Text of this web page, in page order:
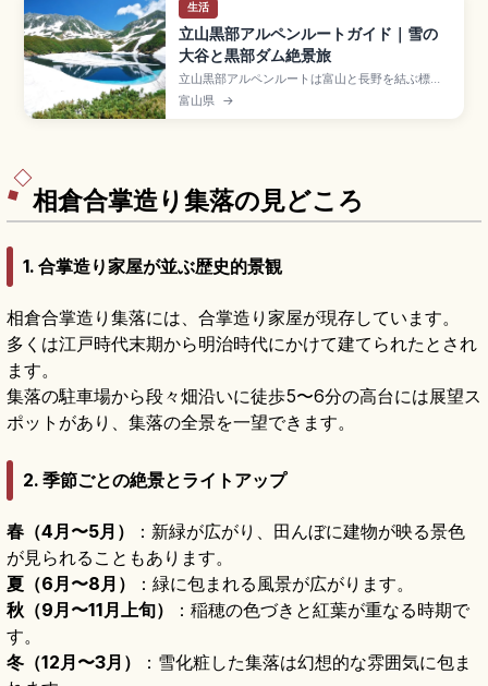
生活
立山黒部アルペンルートガイド｜雪の
大谷と黒部ダム絶景旅
立山黒部アルペンルートは富山と長野を結ぶ標高
3,000m級の山岳観光ルートで、ケーブルカーや
高原バスなど6つの乗り物を乗り継いで横断する絶
富山県 →
相倉合掌造り集落の見どころ
1. 合掌造り家屋が並ぶ歴史的景観
相倉合掌造り集落には、合掌造り家屋が現存しています。
多くは江戸時代末期から明治時代にかけて建てられたとされ
ます。
集落の駐車場から段々畑沿いに徒歩5〜6分の高台には展望ス
ポットがあり、集落の全景を一望できます。
2. 季節ごとの絶景とライトアップ
春（4月〜5月）
：新緑が広がり、田んぼに建物が映る景色
が見られることもあります。
夏（6月〜8月）
：緑に包まれる風景が広がります。
秋（9月〜11月上旬）
：稲穂の色づきと紅葉が重なる時期で
す。
冬（12月〜3月）
：雪化粧した集落は幻想的な雰囲気に包ま